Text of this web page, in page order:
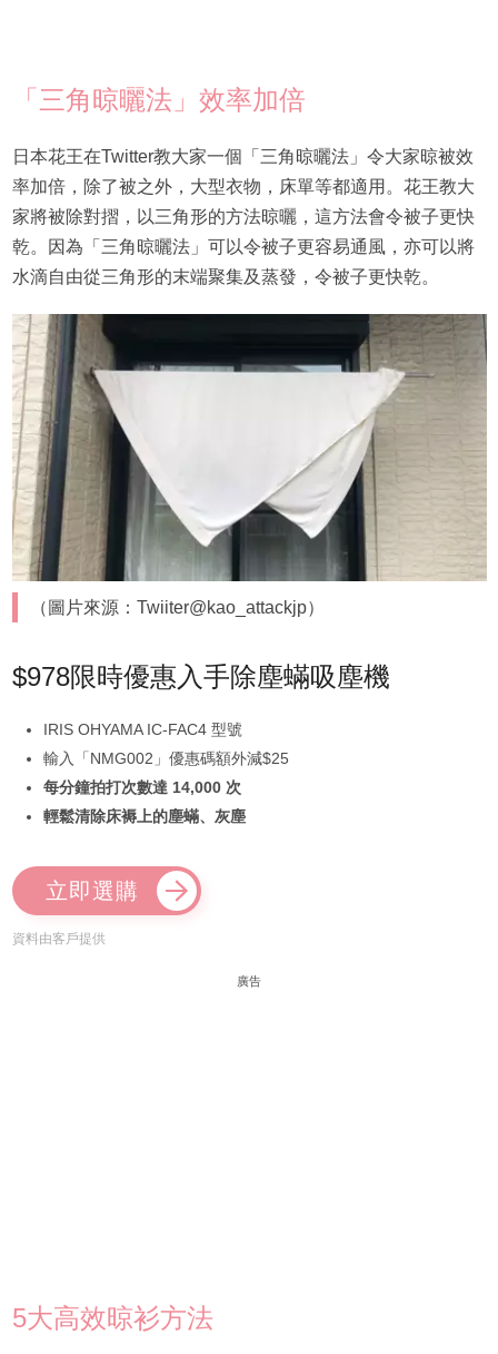
「三角晾曬法」效率加倍
日本花王在Twitter教大家一個「三角晾曬法」令大家晾被效
率加倍，除了被之外，大型衣物，床單等都適用。花王教大
家將被除對摺，以三角形的方法晾曬，這方法會令被子更快
乾。因為「三角晾曬法」可以令被子更容易通風，亦可以將
水滴自由從三角形的末端聚集及蒸發，令被子更快乾。
（圖片來源：Twiiter@kao_attackjp）
$978限時優惠入手除塵蟎吸塵機
IRIS OHYAMA IC-FAC4 型號
輸入「NMG002」優惠碼額外減$25
每分鐘拍打次數達 14,000 次
輕鬆清除床褥上的塵蟎、灰塵
立即選購
資料由客戶提供
廣告
5大高效晾衫方法